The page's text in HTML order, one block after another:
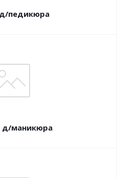
педикюра
д/маникюра